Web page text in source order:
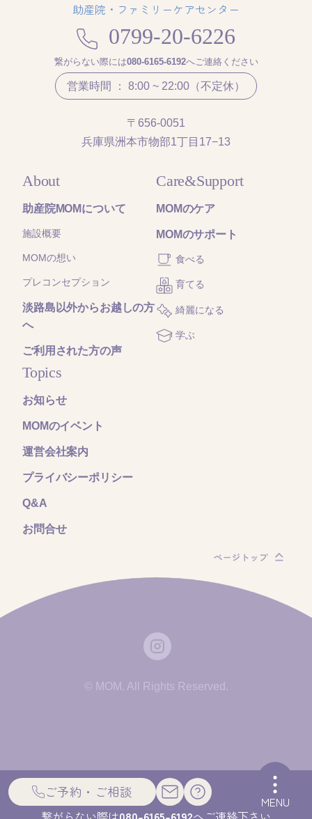
ご予約・ご相談
MENU
助産院・ファミリーケアセンター
0799-20-6226
繋がらない際には080-6165-6192へご連絡ください
営業時間 ： 8:00 ~ 22:00（不定休）
〒656-0051
兵庫県洲本市物部1丁目17−13
About
助産院MOMについて
施設概要
MOMの想い
プレコンセプション
淡路島以外からお越しの方
へ
ご利用された方の声
Care&Support
MOMのケア
MOMのサポート
食べる
育てる
綺麗になる
学ぶ
Topics
お知らせ
MOMのイベント
運営会社案内
プライバシーポリシー
Q&A
お問合せ
© MOM. All Rights Reserved.